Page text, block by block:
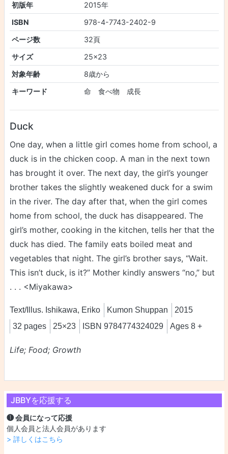
JBBYを応援する
❶ 会員になって応援
個人会員と法人会員があります
> 詳しくはこちら
初版年
2015年
ISBN
978-4-7743-2402-9
ページ数
32頁
サイズ
25×23
対象年齢
8歳から
キーワード
命 食べ物 成長
Duck
One day, when a little girl comes home from school, a
duck is in the chicken coop. A man in the next town
has brought it over. The next day, the girl’s younger
brother takes the slightly weakened duck for a swim
in the river. The day after that, when the girl comes
home from school, the duck has disappeared. The
girl’s mother, cooking in the kitchen, tells her that the
duck has died. The family eats boiled meat and
vegetables that night. The girl’s brother says, “Wait.
This isn’t duck, is it?” Mother kindly answers “no,” but
. . . <Miyakawa>
Text/Illus. Ishikawa, Eriko Kumon Shuppan
2015
32 pages
25×23 ISBN 9784774324029 Ages 8 +
Life; Food; Growth